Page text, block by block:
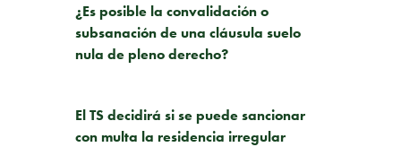
¿Es posible la convalidación o
subsanación de una cláusula suelo
nula de pleno derecho?
El TS decidirá si se puede sancionar
con multa la residencia irregular